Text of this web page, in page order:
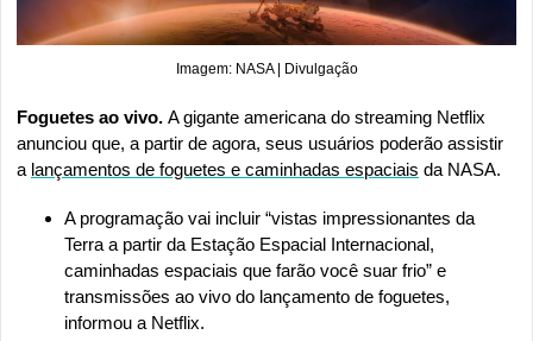
Imagem: NASA | Divulgação
Foguetes ao vivo. A gigante americana do streaming Netflix
anunciou que, a partir de agora, seus usuários poderão assistir
a lançamentos de foguetes e caminhadas espaciais da NASA.
A programação vai incluir “vistas impressionantes da
Terra a partir da Estação Espacial Internacional,
caminhadas espaciais que farão você suar frio” e
transmissões ao vivo do lançamento de foguetes,
informou a Netflix.